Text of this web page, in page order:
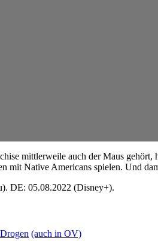
mittlerweile auch der Maus gehört,
mit Native Americans spielen. Und
DE: 05.08.2022 (Disney+).
(auch in OV)